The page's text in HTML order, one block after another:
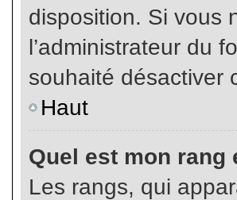
disposition. Si vous
l’administrateur du
souhaité désactiver
Haut
Quel est mon
Les rangs, qui